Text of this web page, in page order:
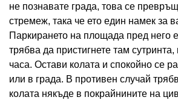
не познавате града, това се
стремеж, така че ето един намек за
Паркирането на площада пред него
трябва да пристигнете там
часа. Остави колата и спокойно се
или в града. В противен случай
колата някъде в покрайнините на